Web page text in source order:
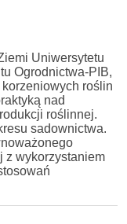
Uniwersytetu
Ogrodnictwa-PIB,
roślin
nad
roślinnej.
sadownictwa.
z wykorzystaniem